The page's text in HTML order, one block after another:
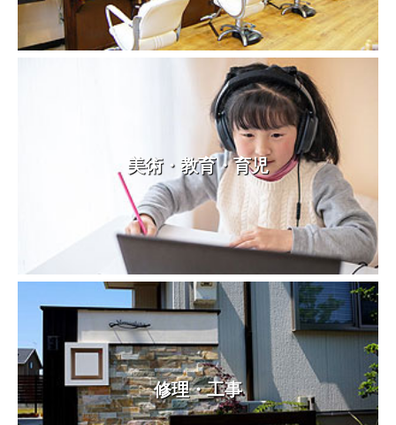
美術・教育・育児
修理・工事